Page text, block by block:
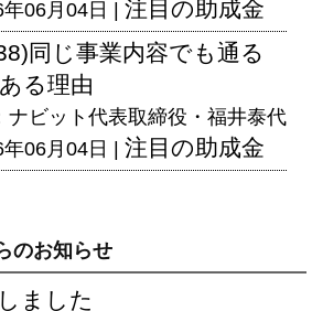
年06月04日 | 注目の助成金
同じ事業内容でも通る
る理由
ナビット代表取締役・福井泰代
年06月04日 | 注目の助成金
のお知らせ
ました